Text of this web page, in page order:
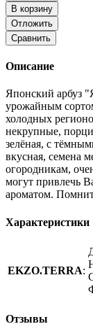
В корзину
Отложить
Сравнить
Описание
Японский арбуз
урожайным
холодных
некрупные,
зелёная, с
вкусная, семена
огородникам,
могут привлечь
ароматом.
Характеристики
EKZO.TERRA:
Отзывы